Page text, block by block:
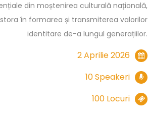
din moștenirea culturală națională,
în formarea și transmiterea valorilor
identitare de-a lungul generațiilor.
2 Aprilie 2026
10 Speakeri
100 Locuri